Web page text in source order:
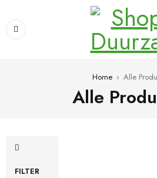
Home › Alle
Alle
FILTER